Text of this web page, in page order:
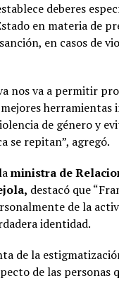
deberes
en materia de
en casos de
nos va a permitir
de género y
se repitan”, agregó.
ministra de
destacó que
de la
identidad.
de la
de las personas